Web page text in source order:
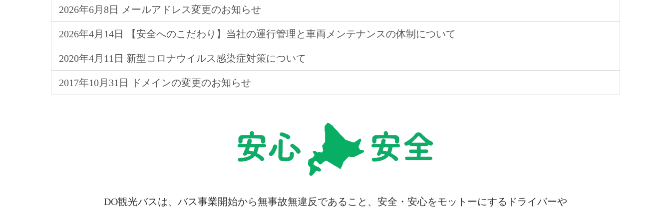
2026年6月8日 メールアドレス変更のお知らせ
2026年4月14日 【安全へのこだわり】当社の運行管理と車両メンテナンスの体制について
2020年4月11日 新型コロナウイルス感染症対策について
2017年10月31日 ドメインの変更のお知らせ
DO観光バスは、バス事業開始から無事故無違反であること、安全・安心をモットーにするドライバーや